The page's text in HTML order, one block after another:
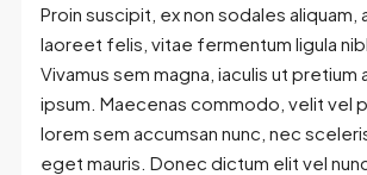
Proin suscipit, ex non sodales aliquam,
laoreet felis, vitae fermentum ligula
Vivamus sem magna, iaculis ut pretium
ipsum. Maecenas commodo, velit vel
lorem sem accumsan nunc, nec
eget mauris. Donec dictum elit vel